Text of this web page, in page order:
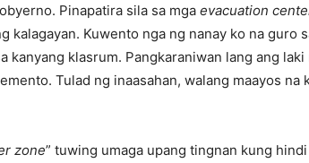
Pinapatira sila sa mga evacuation
kalagayan. Kuwento nga ng nanay ko na guro
kanyang klasrum. Pangkaraniwan lang ang
Tulad ng inaasahan, walang maayos na
zone” tuwing umaga upang tingnan kung